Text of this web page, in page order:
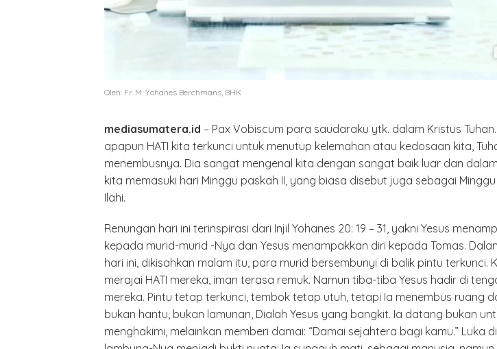
Oleh: Fr. M. Yohanes Berchmans, BHK
mediasumatera.id – Pax Vobiscum para saudaraku ytk. dalam Kristus
apapun HATI kita terkunci untuk menutup kelemahan atau kedosaan kita,
menembusnya. Dia sangat mengenal kita dengan sangat baik luar dan
kita memasuki hari Minggu paskah II, yang biasa disebut juga sebagai
Ilahi.
Renungan hari ini terinspirasi dari Injil Yohanes 20: 19 – 31, yakni Yesus
kepada murid-murid -Nya dan Yesus menampakkan diri kepada Tomas.
hari ini, dikisahkan malam itu, para murid bersembunyi di balik pintu terkunci.
merajai HATI mereka, iman terasa remuk. Namun tiba-tiba Yesus hadir di
mereka. Pintu tetap terkunci, tembok tetap utuh, tetapi Ia menembus ruang
bukan hantu, bukan lamunan, Dialah Yesus yang bangkit. Ia datang bukan
menghakimi, melainkan memberi damai: “Damai sejahtera bagi kamu.” Luka